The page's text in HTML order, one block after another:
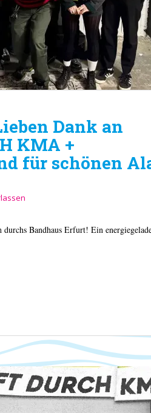
Dank an
KMA +
für schönen
Bandhaus Erfurt! Ein